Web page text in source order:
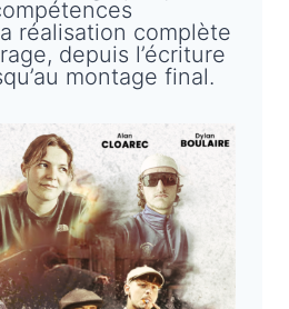
réalisation complète
depuis l’écriture
montage final.